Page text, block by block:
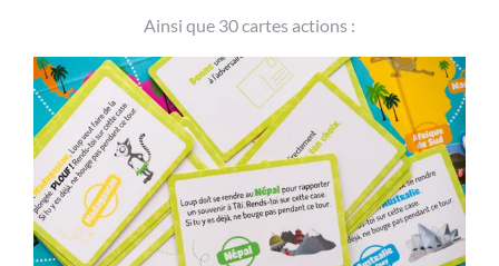
Ainsi que 30 cartes actions :